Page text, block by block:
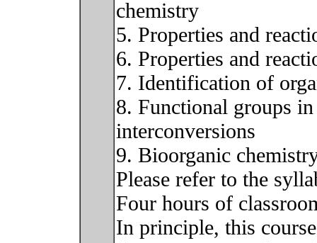
chemistry
5. Properties and
6. Properties and
7. Identification of
8. Functional groups
interconversions
9. Bioorganic
Please refer to the
Four hours of
In principle, this